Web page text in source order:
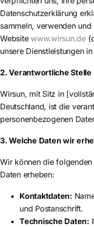
Datenschutzerklärung
sammeln, verwenden
Websitewww.wirsun.de
unsere Dienstleistungen
2. Verantwortliche Stelle
Wirsun, mit Sitz in
Deutschland, ist die
personenbezogenen
3. Welche Daten wir
Wir können die
Daten erheben:
Kontaktdaten:
und Postanschrift.
Technische Daten: